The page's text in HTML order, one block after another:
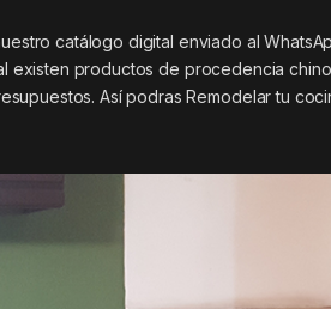
catálogo digital enviado al
productos de procedencia
Así podras Remodelar tu